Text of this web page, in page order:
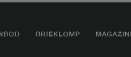
DRIEKLOMP